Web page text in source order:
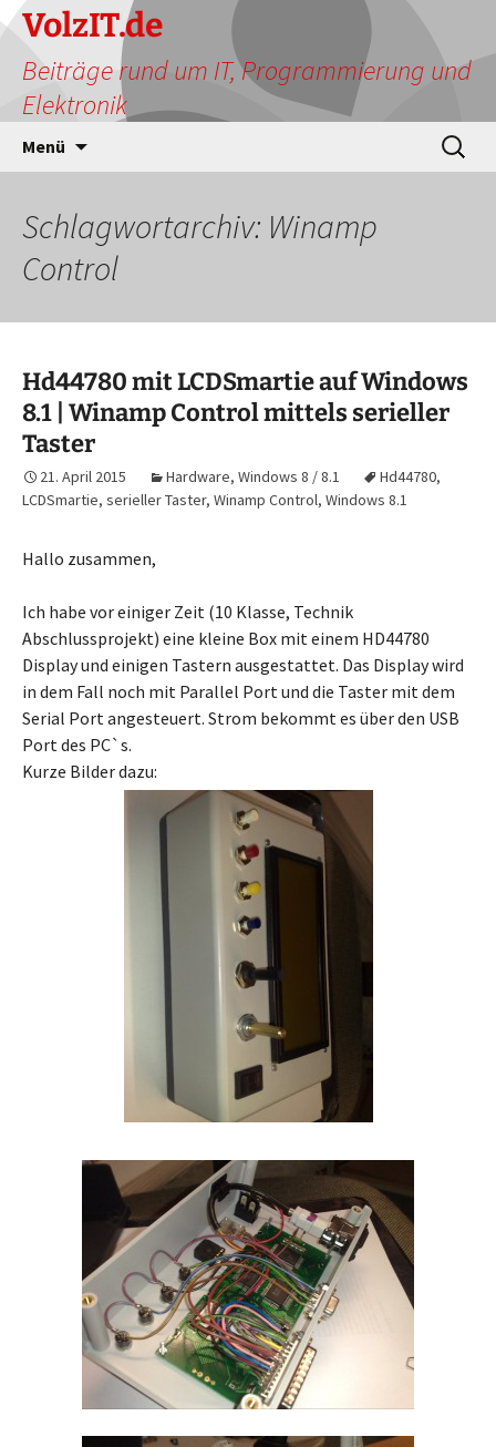
Zum
Inhalt
springen
VolzIT.de
Beiträge rund um IT, Programmierung und
Elektronik
Menü
Suchen
nach:
Schlagwortarchiv: Winamp
Control
Hd44780 mit LCDSmartie auf Windows
8.1 | Winamp Control mittels serieller
Taster
21. April 2015 Hardware, Windows 8 / 8.1 Hd44780,
LCDSmartie, serieller Taster, Winamp Control, Windows 8.1
Hallo zusammen,
Ich habe vor einiger Zeit (10 Klasse, Technik
Abschlussprojekt) eine kleine Box mit einem HD44780
Display und einigen Tastern ausgestattet. Das Display wird
in dem Fall noch mit Parallel Port und die Taster mit dem
Serial Port angesteuert. Strom bekommt es über den USB
Port des PC`s.
Kurze Bilder dazu: